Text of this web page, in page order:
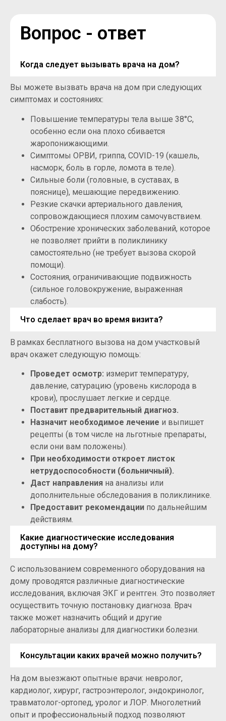
Вопрос - ответ
Когда следует вызывать врача на дом?
Вы можете вызвать врача на дом при следующих
симптомах и состояниях:
Повышение температуры тела выше 38°C,
особенно если она плохо сбивается
жаропонижающими.
Симптомы ОРВИ, гриппа, COVID-19 (кашель,
насморк, боль в горле, ломота в теле).
Сильные боли (головные, в суставах, в
пояснице), мешающие передвижению.
Резкие скачки артериального давления,
сопровождающиеся плохим самочувствием.
Обострение хронических заболеваний, которое
не позволяет прийти в поликлинику
самостоятельно (не требует вызова скорой
помощи).
Состояния, ограничивающие подвижность
(сильное головокружение, выраженная
слабость).
Что сделает врач во время визита?
В рамках бесплатного вызова на дом участковый
врач окажет следующую помощь:
Проведет осмотр: измерит температуру,
давление, сатурацию (уровень кислорода в
крови), прослушает легкие и сердце.
Поставит предварительный диагноз.
Назначит необходимое лечение и выпишет
рецепты (в том числе на льготные препараты,
если они вам положены).
При необходимости откроет листок
нетрудоспособности (больничный).
Даст направления на анализы или
дополнительные обследования в поликлинике.
Предоставит рекомендации по дальнейшим
действиям.
Какие диагностические исследования
доступны на дому?
С использованием современного оборудования на
дому проводятся различные диагностические
исследования, включая ЭКГ и рентген. Это позволяет
осуществить точную постановку диагноза. Врач
также может назначить общий и другие
лабораторные анализы для диагностики болезни.
Консультации каких врачей можно получить?
На дом выезжают опытные врачи: невролог,
кардиолог, хирург, гастроэнтеролог, эндокринолог,
травматолог-ортопед, уролог и ЛОР. Многолетний
опыт и профессиональный подход позволяют